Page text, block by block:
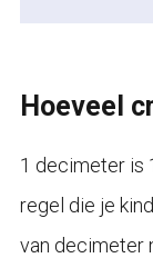
Hoeveel
1 decimeter is
regel die je
van decimeter